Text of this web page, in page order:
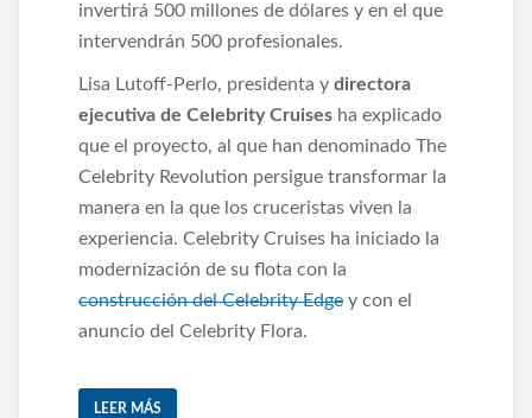
invertirá 500 millones de dólares y en el que
intervendrán 500 profesionales.
Lisa Lutoff-Perlo, presidenta y directora
ejecutiva de Celebrity Cruises ha explicado
que el proyecto, al que han denominado The
Celebrity Revolution persigue transformar la
manera en la que los cruceristas viven la
experiencia. Celebrity Cruises ha iniciado la
modernización de su flota con la
construcción del Celebrity Edge y con el
anuncio del Celebrity Flora.
LEER MÁS